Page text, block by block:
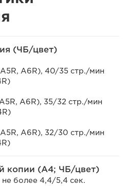
(ЧБ/цвет)
A6R), 40/35 стр./мин
A6R), 35/32 стр./мин
A6R), 32/30 стр./мин
копии (A4; ЧБ/цвет)
не более 4,4/5,4 сек.